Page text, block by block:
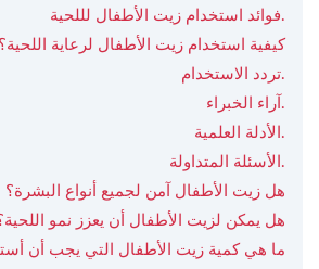
فوائد استخدام زيت الأطفال لللحية.
كيفية استخدام زيت الأطفال لرعاية اللحية؟
تردد الاستخدام.
آراء الخبراء.
الأدلة العلمية.
الأسئلة المتداولة.
1. هل زيت الأطفال آمن لجميع أنواع البشرة؟
2. هل يمكن لزيت الأطفال أن يعزز نمو
3. ما هي كمية زيت الأطفال التي يجب أن